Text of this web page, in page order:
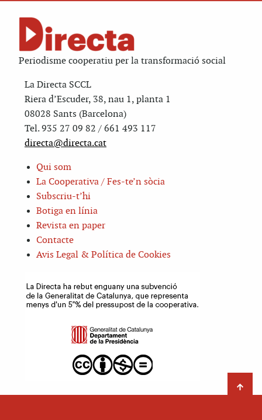
Periodisme cooperatiu per la transformació social
La Directa SCCL
Riera d’Escuder, 38, nau 1, planta 1
08028 Sants (Barcelona)
Tel. 935 27 09 82 / 661 493 117
directa@directa.cat
Qui som
La Cooperativa / Fes-te’n sòcia
Subscriu-t’hi
Botiga en línia
Revista en paper
Contacte
Avis Legal & Política de Cookies